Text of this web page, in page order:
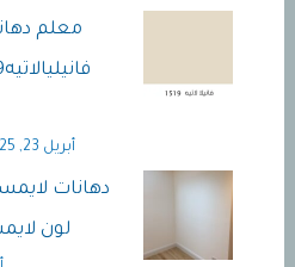
معلم
أبريل 23, 2025
لون لايمستون